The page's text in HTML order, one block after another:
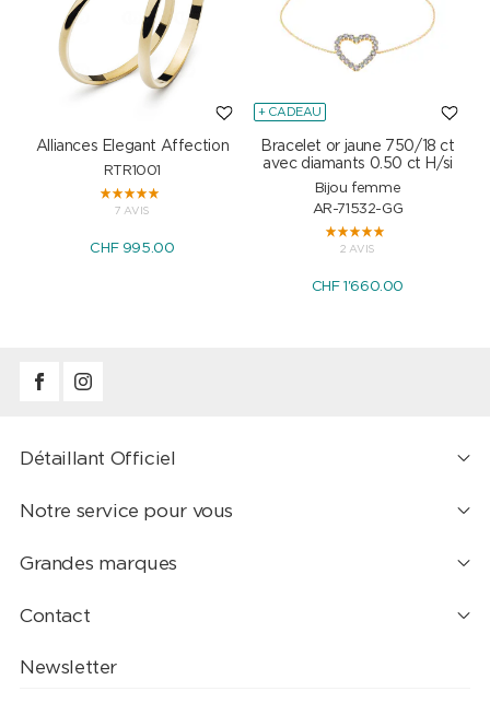
Alliances Elegant Affection
RTR1001
7 AVIS
CHF 995.00
+ CADEAU
Bracelet or jaune 750/18 ct
avec diamants 0.50 ct H/si
Bijou femme
AR-71532-GG
2 AVIS
CHF 1'660.00
Détaillant Officiel
Notre service pour vous
Grandes marques
Contact
Newsletter